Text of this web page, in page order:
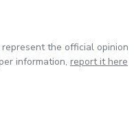
the official opinion
information, report it here